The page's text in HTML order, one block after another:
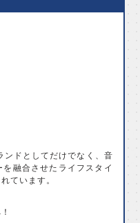
ンドとしてだけでなく、音
融合させたライフスタイ
ています。